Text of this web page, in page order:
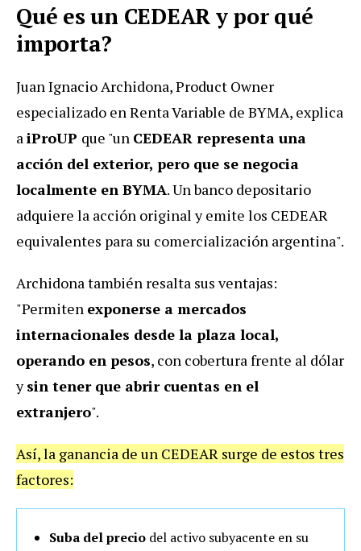
Qué es un CEDEAR y por qué
importa?
Juan Ignacio Archidona, Product Owner
especializado en Renta Variable de BYMA, explica
aiProUP que "un CEDEAR representa una
acción del exterior, pero que se negocia
localmente en BYMA. Un banco depositario
adquiere la acción original y emite los CEDEAR
equivalentes para su comercialización argentina".
Archidona también resalta sus ventajas:
"Permiten exponerse a mercados
internacionales desde la plaza local,
operando en pesos, con cobertura frente al dólar
ysin tener que abrir cuentas en el
extranjero".
Así, la ganancia de un CEDEAR surge de estos tres
factores:
Suba del precio del activo subyacente en su